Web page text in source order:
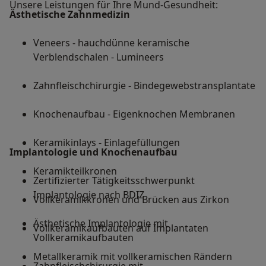
Unsere Leistungen für Ihre Mund-Gesundheit:
Ästhetische Zahnmedizin
Veneers - hauchdünne keramische
Verblendschalen - Lumineers
Zahnfleischchirurgie - Bindegewebstransplantate
Knochenaufbau - Eigenknochen Membranen
Keramikinlays - Einlagefüllungen
Keramikteilkronen
Vollkeramikkronen und Brücken aus Zirkon
Vollkeramikaufbauten auf Implantaten
Metallkeramik mit vollkeramischen Rändern
Implantologie und Knochenaufbau
Zertifizierter Tätigkeitsschwerpunkt
Implantologie nach BDIZ
Ästhetische Implantologie mit
Vollkeramikaufbauten